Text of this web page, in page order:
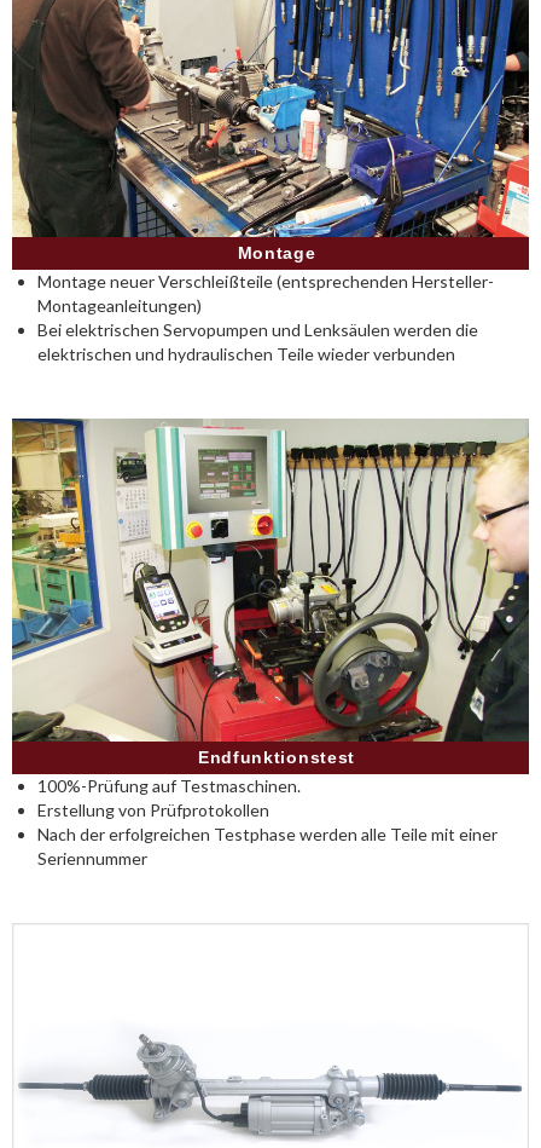
Montage
Montage neuer Verschleißteile (entsprechenden Hersteller-
Montageanleitungen)
Bei elektrischen Servopumpen und Lenksäulen werden die
elektrischen und hydraulischen Teile wieder verbunden
Endfunktionstest
100%-Prüfung auf Testmaschinen.
Erstellung von Prüfprotokollen
Nach der erfolgreichen Testphase werden alle Teile mit einer
Seriennummer